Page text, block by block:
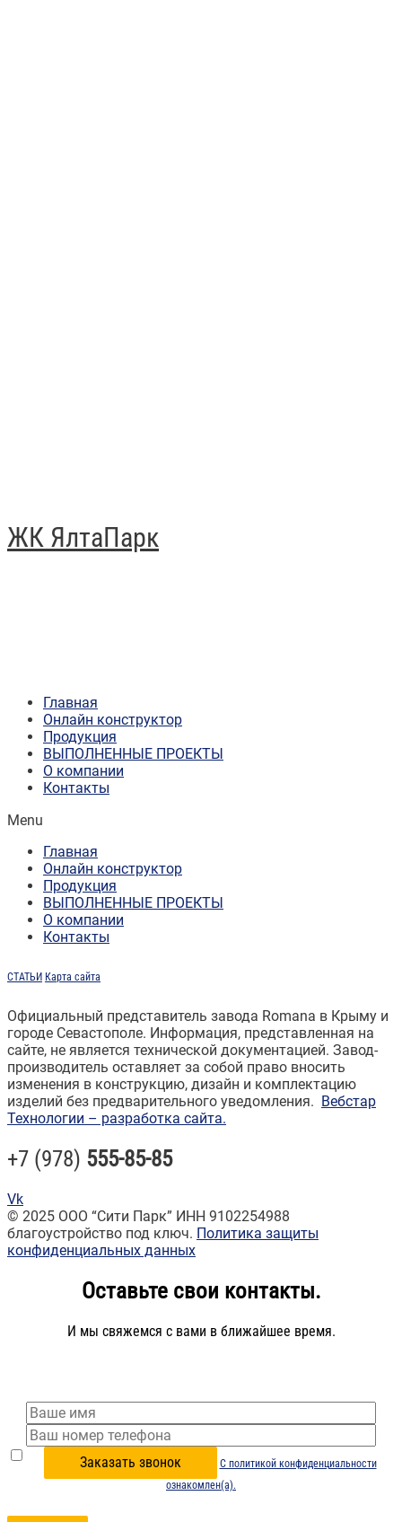
ЖК ЯлтаПарк
Главная
Онлайн конструктор
Продукция
ВЫПОЛНЕННЫЕ ПРОЕКТЫ
О компании
Контакты
Menu
Главная
Онлайн конструктор
Продукция
ВЫПОЛНЕННЫЕ ПРОЕКТЫ
О компании
Контакты
СТАТЬИ Карта сайта
Официальный представитель завода Romana в Крыму и
городе Севастополе. Информация, представленная на
сайте, не является технической документацией. Завод-
производитель оставляет за собой право вносить
изменения в конструкцию, дизайн и комплектацию
изделий без предварительного уведомления. Вебстар
Технологии – разработка сайта.
+7 (978) 555-85-85
Vk
© 2025 ООО “Сити Парк” ИНН 9102254988
благоустройство под ключ. Политика защиты
конфиденциальных данных
Оставьте свои контакты.
И мы свяжемся с вами в ближайшее время.
С политикой конфиденциальности
ознакомлен(а).